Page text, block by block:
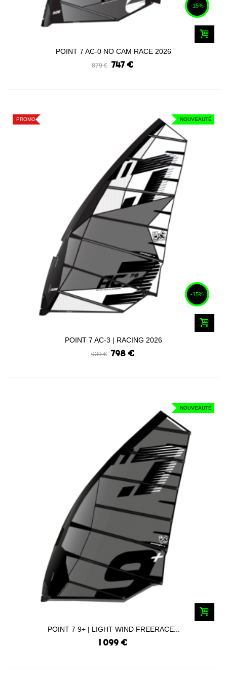
-15%
POINT 7 AC-0 NO CAM RACE 2026
879 € 747 €
NOUVEAUTÉ
PROMO
-15%
POINT 7 AC-3 | RACING 2026
939 € 798 €
NOUVEAUTÉ
POINT 7 9+ | LIGHT WIND FREERACE...
1 099 €